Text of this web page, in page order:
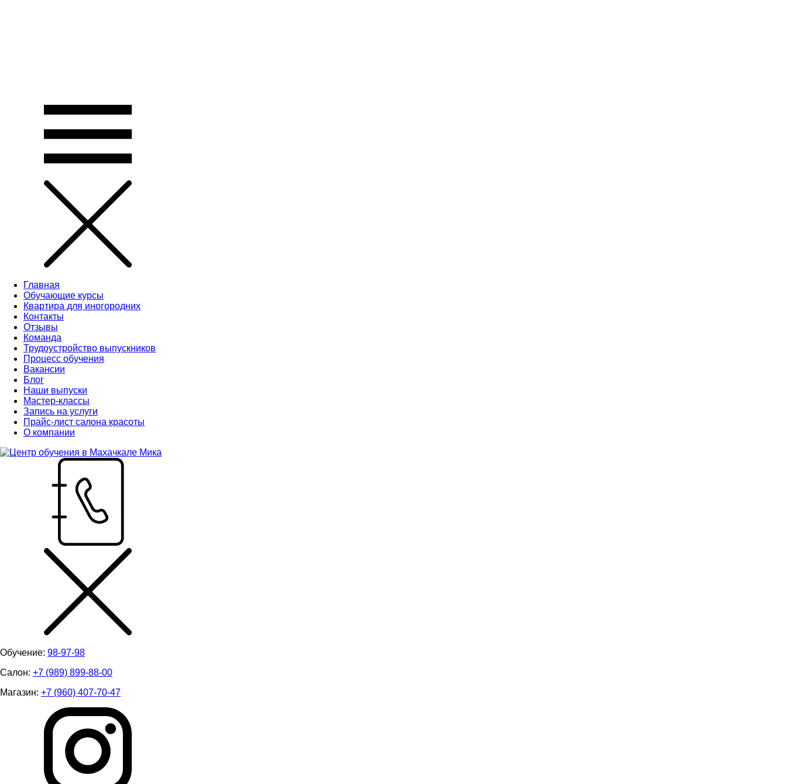
Главная
Обучающие курсы
Квартира для иногородних
Контакты
Отзывы
Команда
Трудоустройство выпускников
Процесс обучения
Вакансии
Блог
Наши выпуски
Мастер-классы
Запись на услуги
Прайс-лист салона красоты
О компании
Обучение: 98-97-98
Салон: +7 (989) 899-88-00
Магазин: +7 (960) 407-70-47